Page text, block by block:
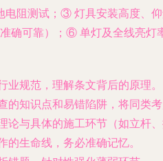
阻测试；③ 灯具安装高度、
确可靠）；⑥ 单灯及全线亮灯
业规范，理解条文背后的原理。
知识点和易错陷阱，将同类考
与具体的施工环节（如立杆
的生命线，务必准确记忆。